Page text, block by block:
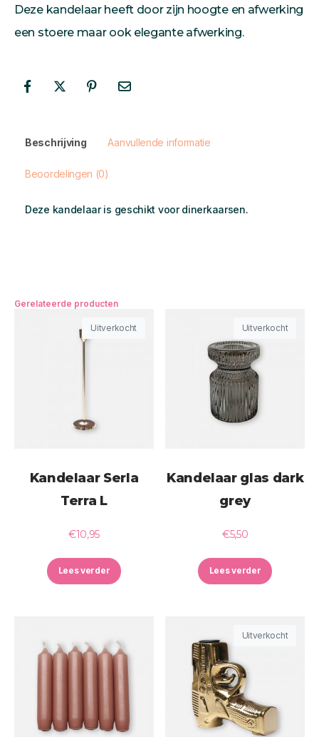
Deze kandelaar heeft door zijn hoogte en afwerking
een stoere maar ook elegante afwerking.
Beschrijving Aanvullende informatie
Beoordelingen (0)
Deze kandelaar is geschikt voor dinerkaarsen.
Gerelateerde producten
Uitverkocht
Kandelaar Serla
Terra L
€10,95
Lees verder
Uitverkocht
Kandelaar glas dark
grey
€5,50
Lees verder
Uitverkocht